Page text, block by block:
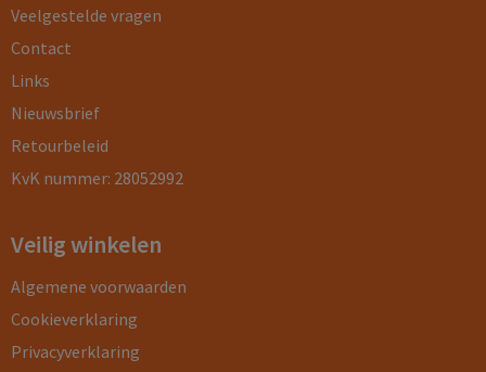
Veelgestelde vragen
Contact
Links
Nieuwsbrief
Retourbeleid
KvK nummer: 28052992
Veilig winkelen
Algemene voorwaarden
Cookieverklaring
Privacyverklaring